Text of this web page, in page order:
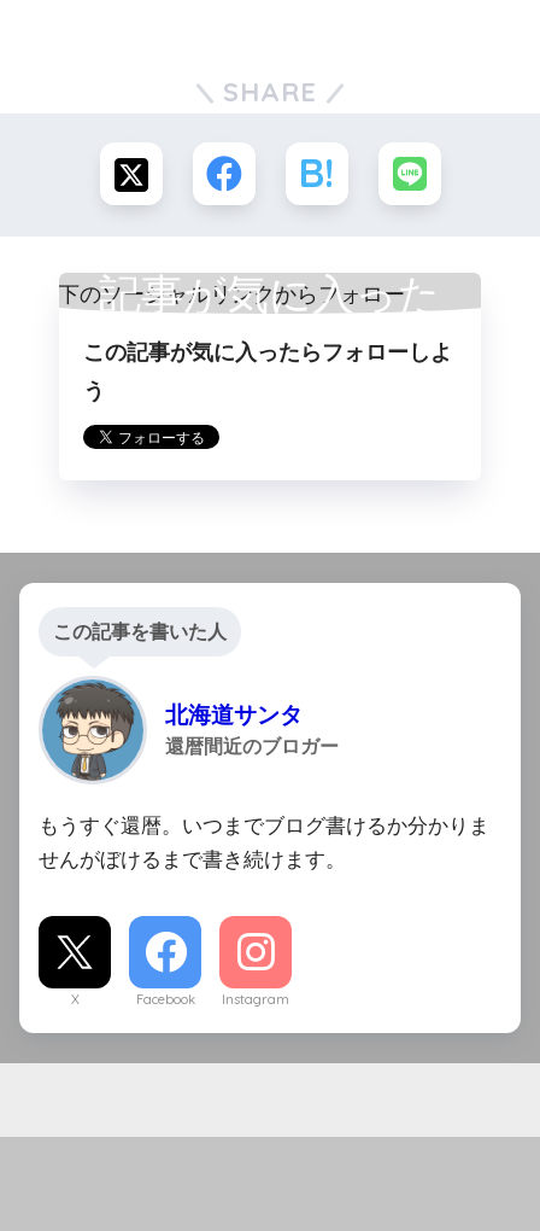
SHARE
記事が気に入った
らフォロー
この記事が気に入ったらフォローしよ
う
この記事を書いた人
北海道サンタ
還暦間近のブロガー
もうすぐ還暦。いつまでブログ書けるか分かりま
せんがぼけるまで書き続けます。
X Facebook Instagram